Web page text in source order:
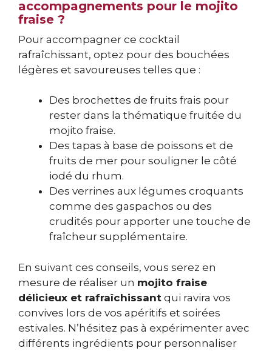
accompagnements pour le mojito
fraise ?
Pour accompagner ce cocktail
rafraîchissant, optez pour des bouchées
légères et savoureuses telles que :
Des brochettes de fruits frais pour
rester dans la thématique fruitée du
mojito fraise.
Des tapas à base de poissons et de
fruits de mer pour souligner le côté
iodé du rhum.
Des verrines aux légumes croquants
comme des gaspachos ou des
crudités pour apporter une touche de
fraîcheur supplémentaire.
En suivant ces conseils, vous serez en
mesure de réaliser un mojito fraise
délicieux et rafraîchissant qui ravira vos
convives lors de vos apéritifs et soirées
estivales. N’hésitez pas à expérimenter avec
différents ingrédients pour personnaliser